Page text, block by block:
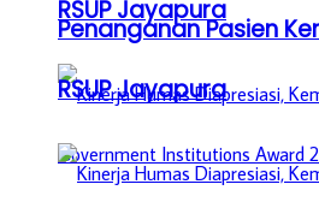
RSUP Jayapura
Penanganan Pasien
RSUP Jayapura